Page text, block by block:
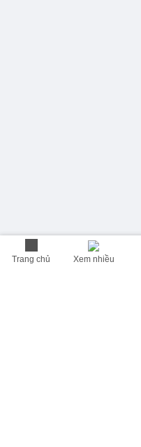
Trang chủ Xem nhiều